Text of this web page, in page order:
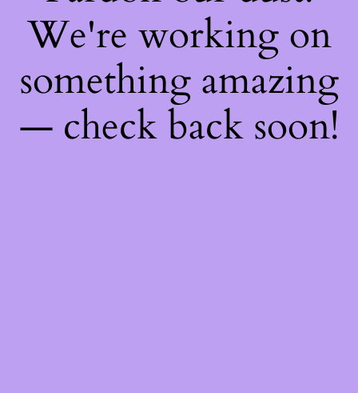
We're working on
something amazing
— check back soon!